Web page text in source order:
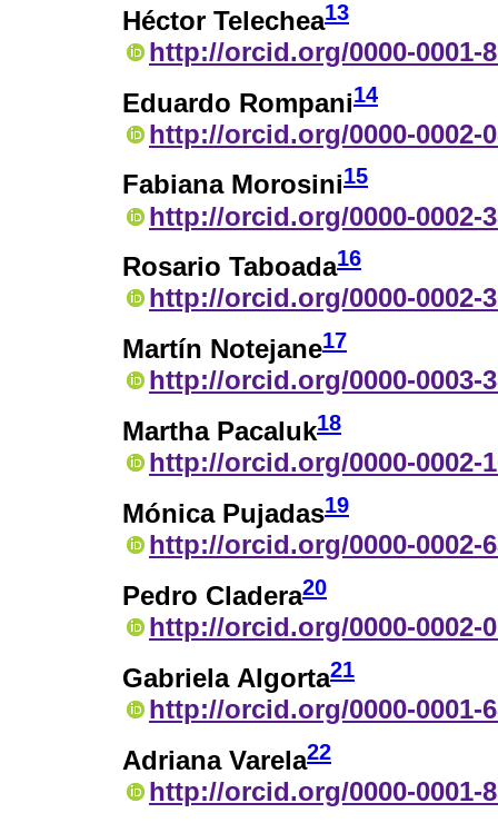
Héctor Telechea13
http://orcid.org/0000-0001-
Eduardo Rompani14
http://orcid.org/0000-0002-
Fabiana Morosini15
http://orcid.org/0000-0002-
Rosario Taboada16
http://orcid.org/0000-0002-
Martín Notejane17
http://orcid.org/0000-0003-
Martha Pacaluk18
http://orcid.org/0000-0002-
Mónica Pujadas19
http://orcid.org/0000-0002-
Pedro Cladera20
http://orcid.org/0000-0002-
Gabriela Algorta21
http://orcid.org/0000-0001-
Adriana Varela22
http://orcid.org/0000-0001-